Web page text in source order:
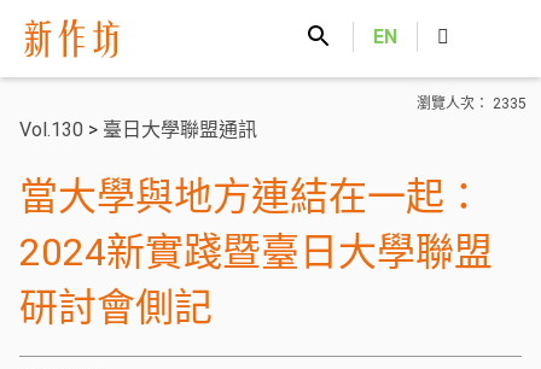
EN
瀏覽人次： 2335
Vol.130 > 臺日大學聯盟通訊
當大學與地方連結在一起：
2024新實踐暨臺日大學聯盟
研討會側記